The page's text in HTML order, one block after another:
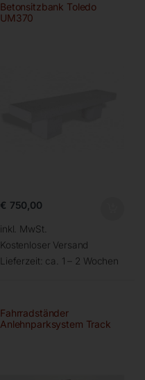
Betonsitzbank Toledo
UM370
€ 750,00
inkl. MwSt.
Kostenloser Versand
Lieferzeit: ca. 1 – 2 Wochen
Fahrradständer
Anlehnparksystem Track